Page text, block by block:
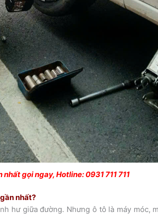
nhất gọi ngay, Hotline: 0931 711 711
nhất?
hư giữa đường. Nhưng ô tô là máy móc,